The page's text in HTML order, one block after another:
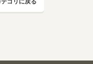
ゴリに戻る